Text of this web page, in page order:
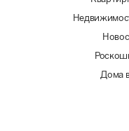
Дома